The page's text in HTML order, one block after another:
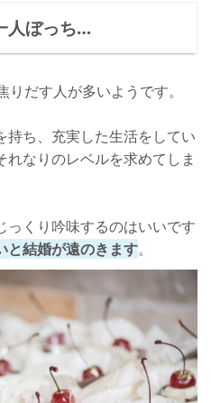
人ぼっち…
だす人が多いようです。
持ち、充実した生活をしてい
なりのレベルを求めてしま
くり吟味するのはいいです
と結婚が遠のきます。